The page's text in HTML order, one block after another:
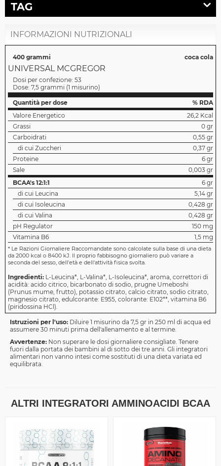
TAG
INFORMAZIONI NUTRIZIONALI
400 grammi coca cola
UNIVERSAL MCGREGOR
Dosi per confezione: 53
Dose: 7,5 grammi (1 misurino)
Quantità per dose
% RDA
Valore Energetico
26,2 Kcal
Grassi
0 gr
Carboidrati
0,55 gr
di cui Zuccheri
0,37 gr
Proteine
6 gr
Sale
0,003 gr
BCAA's 12:1:1
6 gr
di cui Leucina
5,14 gr
di cui Isoleucina
0,428 gr
di cui Valina
0,428 gr
pH Regulator
150 mg
Vitamina B6
1,5 mg
* Le Razioni Giornaliere Raccomandate sono calcolate sulla base di una dieta
da 2000 kcal o 8400 kJ. Il proprio fabbisogno giornaliero può variare a
seconda del sesso, dell'età e dell'attività fisica svolta.
Ingredienti: L-Leucina*, L-Valina*, L-Isoleucina*, aroma, correttori di
acidità: acido citrico, bicarbonato di sodio, prugne Umeboshi
(Prunus mume, frutto), potassio citrato, calcio citrato, sodio citrato,
magnesio citrato, edulcorante: E955, colorante: E102**, vitamina B6
(piridossina HCl).
Istruzioni per l'uso: Diluire 1 misurino da 7,5 gr in 250 ml di acqua ed
assumere 30 minuti prima dell'allenamento e al termine.
Avvertenze: Non superare le dosi giornaliere consigliate. Tenere
fuori dalla portata dei bambini al di sotto dei tre anni. Gli integratori
alimentari non vanno intesi come sostituti di una dieta variata ed
equilibrata.
ALTRI INTEGRATORI AMMINOACIDI BCAA